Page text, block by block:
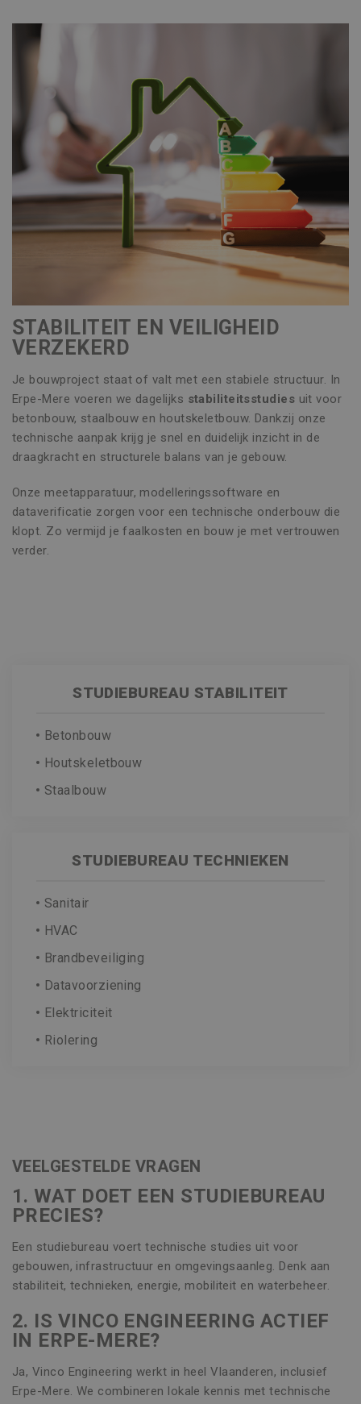
STABILITEIT EN VEILIGHEID
VERZEKERD
Je bouwproject staat of valt met een stabiele structuur. In
Erpe-Mere voeren we dagelijks stabiliteitsstudies uit voor
betonbouw, staalbouw en houtskeletbouw. Dankzij onze
technische aanpak krijg je snel en duidelijk inzicht in de
draagkracht en structurele balans van je gebouw.
Onze meetapparatuur, modelleringssoftware en
dataverificatie zorgen voor een technische onderbouw die
klopt. Zo vermijd je faalkosten en bouw je met vertrouwen
verder.
STUDIEBUREAU STABILITEIT
Betonbouw
Houtskeletbouw
Staalbouw
STUDIEBUREAU TECHNIEKEN
Sanitair
HVAC
Brandbeveiliging
Datavoorziening
Elektriciteit
Riolering
VEELGESTELDE VRAGEN
1. WAT DOET EEN STUDIEBUREAU
PRECIES?
Een studiebureau voert technische studies uit voor
gebouwen, infrastructuur en omgevingsaanleg. Denk aan
stabiliteit, technieken, energie, mobiliteit en waterbeheer.
2. IS VINCO ENGINEERING ACTIEF
IN ERPE-MERE?
Ja, Vinco Engineering werkt in heel Vlaanderen, inclusief
Erpe-Mere. We combineren lokale kennis met technische